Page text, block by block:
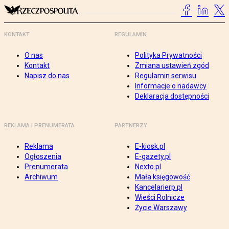
KONTAKT
O nas
Kontakt
Napisz do nas
REGULAMIN
Polityka Prywatności
Zmiana ustawień zgód
Regulamin serwisu
Informacje o nadawcy
Deklaracja dostępności
REKLAMA I PRENUMERATA
Reklama
Ogłoszenia
Prenumerata
Archiwum
PARTNERZY
E-kiosk.pl
E-gazety.pl
Nexto.pl
Mała księgowość
Kancelarierp.pl
Wieści Rolnicze
Życie Warszawy